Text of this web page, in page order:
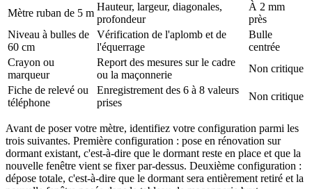
Mètre ruban de 5 m
Hauteur, largeur, diagonales,
profondeur
À 2 mm
près
Niveau à bulles de
60 cm
Vérification de l'aplomb et de
l'équerrage
Bulle
centrée
Crayon ou
marqueur
Report des mesures sur le cadre
ou la maçonnerie
Non critique
Fiche de relevé ou
téléphone
Enregistrement des 6 à 8 valeurs
prises
Non critique
Avant de poser votre mètre, identifiez votre configuration parmi les
trois suivantes. Première configuration : pose en rénovation sur
dormant existant, c'est-à-dire que le dormant reste en place et que la
nouvelle fenêtre vient se fixer par-dessus. Deuxième configuration :
dépose totale, c'est-à-dire que le dormant sera entièrement retiré et la